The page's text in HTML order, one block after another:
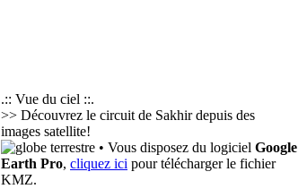
.:: Vue du ciel ::.
>> Découvrez le circuit de Sakhir depuis des
images satellite!
• Vous disposez du logiciel Google
Earth Pro, cliquez ici pour télécharger le fichier
KMZ.